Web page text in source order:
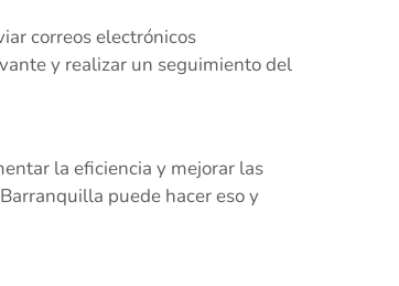
correos electrónicos
y realizar un seguimiento del
la eficiencia y mejorar las
puede hacer eso y